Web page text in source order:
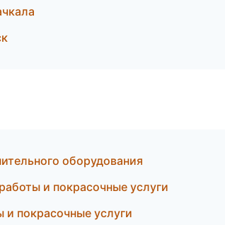
оборудования
и покрасочные услуги
покрасочные услуги